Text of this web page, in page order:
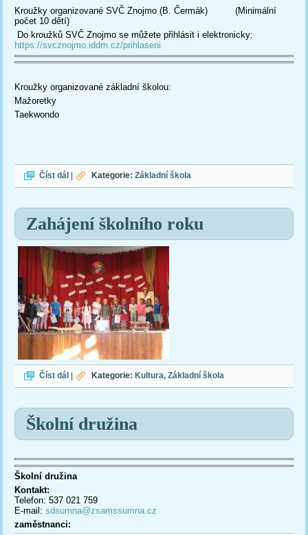
Kroužky organizované SVČ Znojmo (B. Čermák) (Minimální
počet 10 dětí)
Do kroužků SVČ Znojmo se můžete přihlásit i elektronicky:
https://svcznojmo.iddm.cz/prihlaseni
Kroužky organizované základní školou:
Mažoretky
Taekwondo
Číst dál Zájmové kroužky
| Kategorie:Základní škola
Zahájení školního roku
Číst dál Zahájení školního roku
Kategorie: Kultura Základní škola
Školní družina
Školní družina
Kontakt:
Telefon: 537 021 759
E-mail:sdsumna@zsamssumna.cz
zaměstnanci: